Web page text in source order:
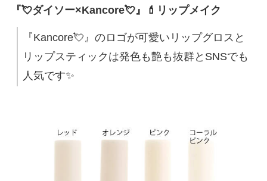
『💘ダイソー×Kancore💘』💄リップメイク
『Kancore💘』のロゴが可愛いリップグロスと
リップスティックは発色も艶も抜群とSNSでも
人気です✨